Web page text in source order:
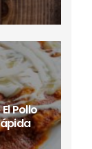
Pollo